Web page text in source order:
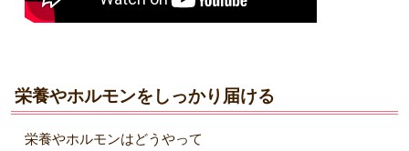
栄養やホルモンをしっかり届ける
栄養やホルモンはどうやって